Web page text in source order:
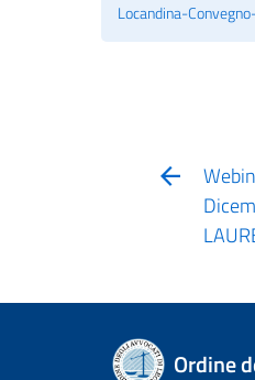
Locandina-
Ordine